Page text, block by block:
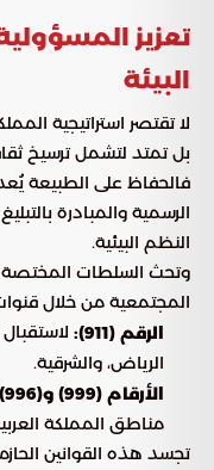
تعزيز
البيئة
لا تقتصر استراتيجية
بل تمتد لتشمل ترسيخ
فالحفاظ على الطبيعة يُعد
الرسمية والمبادرة
النظم البيئية.
وتحث السلطات المختصة
المجتمعية من خلال
الرقم (911):
الرياض، والشرقية.
الأرقام (999) و(996):
مناطق المملكة
تجسد هذه القوانين